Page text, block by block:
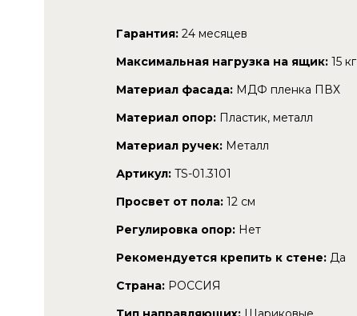
Гарантия: 24 месяцев
Максимальная нагрузка на ящик: 15 кг
Материал фасада: МДФ пленка ПВХ
Материал опор: Пластик, металл
Материал ручек: Металл
Артикул: TS-01.3101
Просвет от пола: 12 см
Регулировка опор: Нет
Рекомендуется крепить к стене: Да
Страна: РОССИЯ